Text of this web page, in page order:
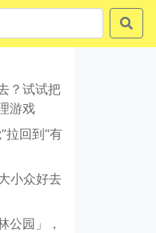
？试试把
游戏
拉回到“有
小众好去
公园」，